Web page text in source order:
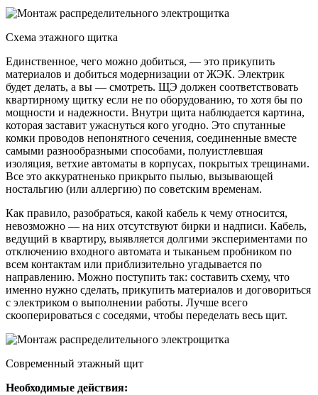
Схема этажного щитка
Единственное, чего можно добиться, — это прикупить
материалов и добиться модернизации от ЖЭК. Электрик
будет делать, а вы — смотреть. ЩЭ должен соответствовать
квартирному щитку если не по оборудованию, то хотя бы по
мощности и надежности. Внутри щита наблюдается картина,
которая заставит ужаснуться кого угодно. Это спутанные
комки проводов непонятного сечения, соединенные вместе
самыми разнообразными способами, полуистлевшая
изоляция, ветхие автоматы в корпусах, покрытых трещинами.
Все это аккуратненько прикрыто пылью, вызывающей
ностальгию (или аллергию) по советским временам.
Как правило, разобраться, какой кабель к чему относится,
невозможно — на них отсутствуют бирки и надписи. Кабель,
ведущий в квартиру, выявляется долгими экспериментами по
отключению входного автомата и тыканьем пробником по
всем контактам или приблизительно угадывается по
направлению. Можно поступить так: составить схему, что
именно нужно сделать, прикупить материалов и договориться
с электриком о выполнении работы. Лучше всего
скооперироваться с соседями, чтобы переделать весь щит.
Современный этажный щит
Необходимые действия: